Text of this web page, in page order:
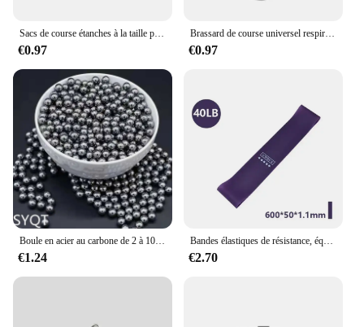
Sacs de course étanches à la taille pour femmes, support de téléphone pour argent, porte-clés d'entraînement de jogging, accessoires de vélo, packs de poudres, fitness sportif
€0.97
Brassard de course universel respirant pour téléphone portable, accessoires de sport, sac de jogging, étui extérieur
€0.97
€1.24
Bandes élastiques de résistance, équipement de fitness, yoga, pilates, crossfit, entraînement à domicile
€2.70